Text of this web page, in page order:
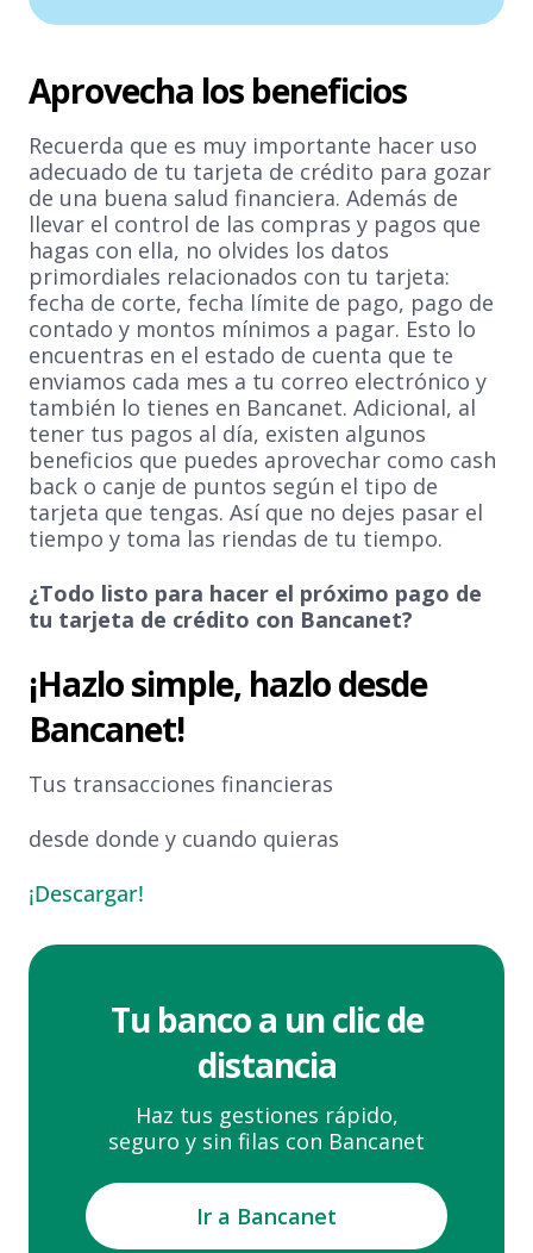
Aprovecha los beneficios
Recuerda que es muy importante hacer uso
adecuado de tu tarjeta de crédito para gozar
de una buena salud financiera. Además de
llevar el control de las compras y pagos que
hagas con ella, no olvides los datos
primordiales relacionados con tu tarjeta:
fecha de corte, fecha límite de pago, pago de
contado y montos mínimos a pagar. Esto lo
encuentras en el estado de cuenta que te
enviamos cada mes a tu correo electrónico y
también lo tienes en Bancanet. Adicional, al
tener tus pagos al día, existen algunos
beneficios que puedes aprovechar como cash
back o canje de puntos según el tipo de
tarjeta que tengas. Así que no dejes pasar el
tiempo y toma las riendas de tu tiempo.
¿Todo listo para hacer el próximo pago de
tu tarjeta de crédito con Bancanet?
¡Hazlo simple, hazlo desde
Bancanet!
Tus transacciones financieras
desde donde y cuando quieras
¡Descargar!
Tu banco a un clic de
distancia
Haz tus gestiones rápido,
seguro y sin filas con Bancanet
Ir a Bancanet